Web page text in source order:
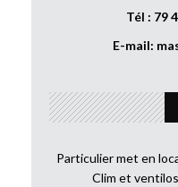
Tél : 79
E-mail:
Particulier met en
Clim et